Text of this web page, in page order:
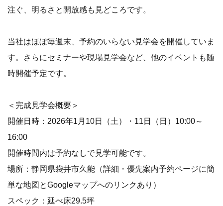
注ぐ、明るさと開放感も見どころです。
当社はほぼ毎週末、予約のいらない見学会を開催していま
す。さらにセミナーや現場見学会など、他のイベントも随
時開催予定です。
＜完成見学会概要＞
開催日時：2026年1月10日（土）・11日（日）10:00～
16:00
開催時間内は予約なしで見学可能です。
場所：静岡県袋井市久能（詳細・優先案内予約ページに簡
単な地図とGoogleマップへのリンクあり）
スペック：延べ床29.5坪